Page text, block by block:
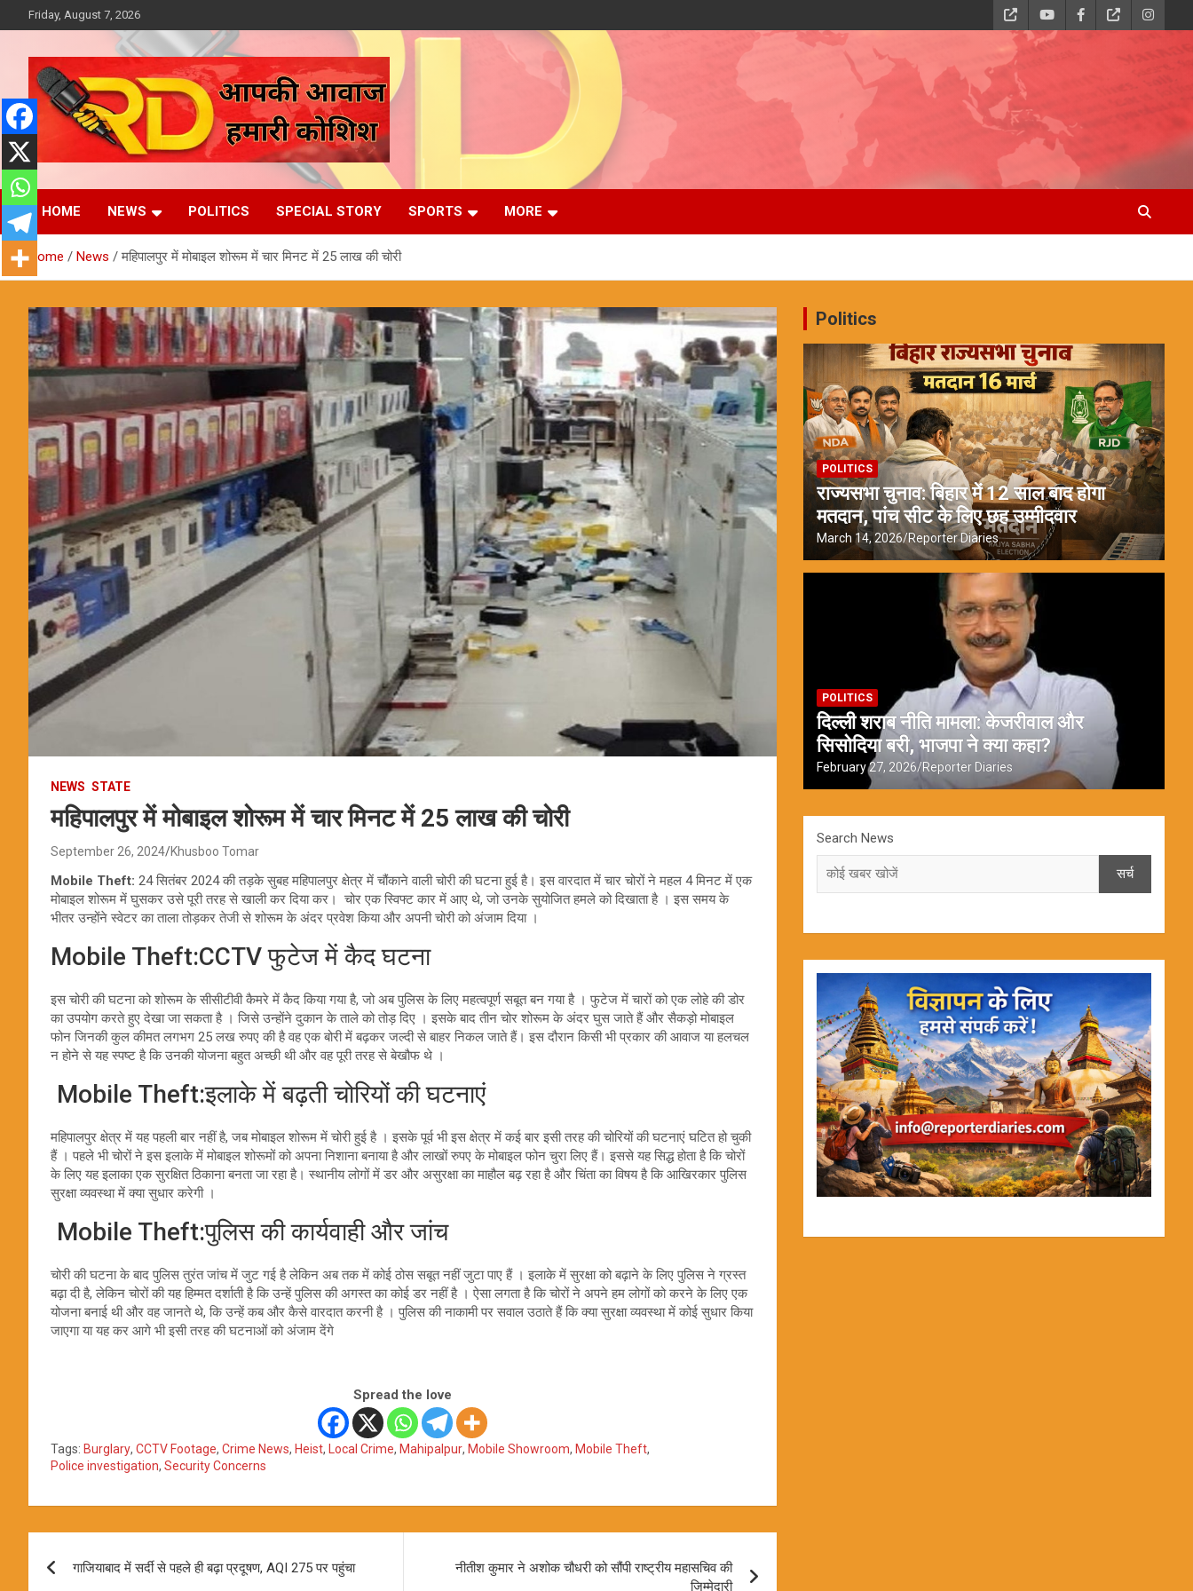
to
Friday, August 7, 2026
Reporter Diaries
आपकी आवाज, हमारी कोशिश
HOME NEWS POLITICS SPECIAL STORY SPORTS MORE
Home News महिपालपुर में मोबाइल शोरूम में चार मिनट में 25 लाख की चोरी
NEWS STATE
महिपालपुर में मोबाइल शोरूम में चार मिनट में 25 लाख की चोरी
September 26, 2024 Khusboo Tomar
Mobile Theft: 24 सितंबर 2024 की तड़के सुबह महिपालपुर क्षेत्र में चौंकाने वाली चोरी की घटना हुई है। इस वारदात में चार चोरों ने महल 4 मिनट में एक
मोबाइल शोरूम में घुसकर उसे पूरी तरह से खाली कर दिया कर। चोर एक स्विफ्ट कार में आए थे, जो उनके सुयोजित हमले को दिखाता है । इस समय के
भीतर उन्होंने स्वेटर का ताला तोड़कर तेजी से शोरूम के अंदर प्रवेश किया और अपनी चोरी को अंजाम दिया ।
Mobile Theft:CCTV फुटेज में कैद घटना
इस चोरी की घटना को शोरूम के सीसीटीवी कैमरे में कैद किया गया है, जो अब पुलिस के लिए महत्वपूर्ण सबूत बन गया है । फुटेज में चारों को एक लोहे की डोर
का उपयोग करते हुए देखा जा सकता है । जिसे उन्होंने दुकान के ताले को तोड़ दिए । इसके बाद तीन चोर शोरूम के अंदर घुस जाते हैं और सैकड़ो मोबाइल
फोन जिनकी कुल कीमत लगभग 25 लख रुपए की है वह एक बोरी में बढ़कर जल्दी से बाहर निकल जाते हैं। इस दौरान किसी भी प्रकार की आवाज या हलचल
न होने से यह स्पष्ट है कि उनकी योजना बहुत अच्छी थी और वह पूरी तरह से बेखौफ थे ।
Mobile Theft:इलाके में बढ़ती चोरियों की घटनाएं
महिपालपुर क्षेत्र में यह पहली बार नहीं है, जब मोबाइल शोरूम में चोरी हुई है । इसके पूर्व भी इस क्षेत्र में कई बार इसी तरह की चोरियों की घटनाएं घटित हो चुकी
हैं । पहले भी चोरों ने इस इलाके में मोबाइल शोरूमों को अपना निशाना बनाया है और लाखों रुपए के मोबाइल फोन चुरा लिए हैं। इससे यह सिद्ध होता है कि चोरों
के लिए यह इलाका एक सुरक्षित ठिकाना बनता जा रहा है। स्थानीय लोगों में डर और असुरक्षा का माहौल बढ़ रहा है और चिंता का विषय है कि आखिरकार पुलिस
सुरक्षा व्यवस्था में क्या सुधार करेगी ।
Mobile Theft:पुलिस की कार्यवाही और जांच
चोरी की घटना के बाद पुलिस तुरंत जांच में जुट गई है लेकिन अब तक में कोई ठोस सबूत नहीं जुटा पाए हैं । इलाके में सुरक्षा को बढ़ाने के लिए पुलिस ने ग्रस्त
बढ़ा दी है, लेकिन चोरों की यह हिम्मत दर्शाती है कि उन्हें पुलिस की अगस्त का कोई डर नहीं है । ऐसा लगता है कि चोरों ने अपने हम लोगों को करने के लिए एक
योजना बनाई थी और वह जानते थे, कि उन्हें कब और कैसे वारदात करनी है । पुलिस की नाकामी पर सवाल उठाते हैं कि क्या सुरक्षा व्यवस्था में कोई सुधार किया
जाएगा या यह कर आगे भी इसी तरह की घटनाओं को अंजाम देंगे
Spread the love
Tags: Burglary, CCTV Footage, Crime News, Heist, Local Crime, Mahipalpur, Mobile Showroom, Mobile Theft,
Police investigation, Security Concerns
गाजियाबाद में सर्दी से पहले ही बढ़ा प्रदूषण, AQI 275 पर पहुंचा
नीतीश कुमार ने अशोक चौधरी को सौंपी राष्ट्रीय महासचिव की
जिम्मेदारी
Politics
POLITICS
राज्यसभा चुनाव: बिहार में 12 साल बाद होगा
मतदान, पांच सीट के लिए छह उम्मीदवार
March 14, 2026 Reporter Diaries
POLITICS
दिल्ली शराब नीति मामला: केजरीवाल और
सिसोदिया बरी, भाजपा ने क्या कहा?
February 27, 2026 Reporter Diaries
Search News
सर्च